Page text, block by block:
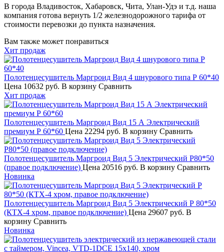
В города Владивосток, Хабаровск, Чита, Улан-Удэ и т.д. наша
компания готова вернуть 1/2 железнодорожного тарифа от
стоимости перевозки до пункта назначения.
Вам также может понравиться
Хит продаж
Полотенцесушитель Маргроид Вид 4 шнурового типа Р 60*40
Цена 10632 руб. В корзину Сравнить
Хит продаж
Полотенцесушитель Маргроид Вид 15 А Электрический
премиум Р 60*60 Цена 22294 руб. В корзину Сравнить
Полотенцесушитель Маргроид Вид 5 Электрический Р80*50
(правое подключение) Цена 20516 руб. В корзину Сравнить
Новинка
Полотенцесушитель Маргроид Вид 5 Электрический Р 80*50
(КТХ-4 хром, правое подключение) Цена 29607 руб. В
корзину Сравнить
Новинка